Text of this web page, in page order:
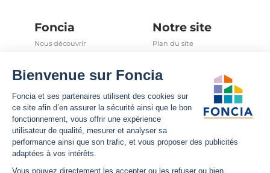
Foncia
Nous découvrir
Nos offres d'emplois
Espace presse
Foncia inside
Avis clients
Partenaires
Notre site
Plan du site
Politique Foncia de protection
Conformité
Gestion des cookies
Politique relative aux cookies
et autres traceurs